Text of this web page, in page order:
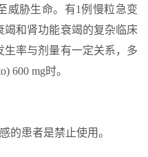
威胁生命。有1例慢粒急变
竭和肾功能衰竭的复杂临床
率与剂量有一定关系，多
600 mg时。
患者是禁止使用。